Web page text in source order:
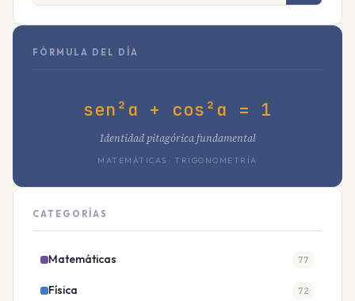
FÓRMULA DEL DÍA
sen²α + cos²α = 1
Identidad pitagórica fundamental
MATEMÁTICAS · TRIGONOMETRÍA
CATEGORÍAS
Matemáticas 77
Física 72